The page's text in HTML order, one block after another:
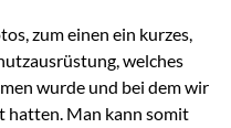
zum einen ein kurzes,
welches
wurde und bei dem wir
hatten. Man kann somit